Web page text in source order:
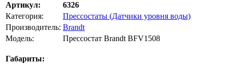
Артикул:
6326
Категория:
Прессостаты (Датчики уровня воды)
Производитель: Brandt
Модель:
Прессостат Brandt BFV1508
Габариты: